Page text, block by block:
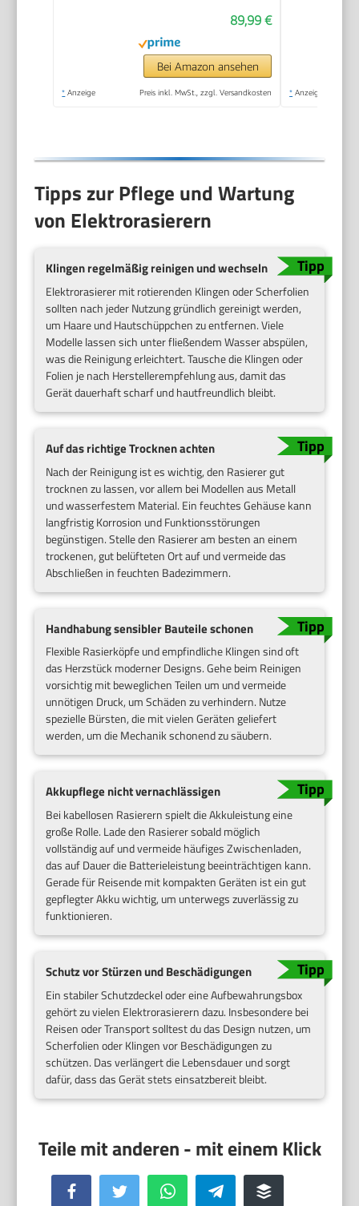
Transporttasche
(Modell S5465/18)
89,99 €
Bei Amazon ansehen
* Anzeige Preis inkl. MwSt., zzgl. Versandkosten * Anzeige
Tipps zur Pflege und Wartung
von Elektrorasierern
Klingen regelmäßig reinigen und wechseln
Elektrorasierer mit rotierenden Klingen oder Scherfolien
sollten nach jeder Nutzung gründlich gereinigt werden,
um Haare und Hautschüppchen zu entfernen. Viele
Modelle lassen sich unter fließendem Wasser abspülen,
was die Reinigung erleichtert. Tausche die Klingen oder
Folien je nach Herstellerempfehlung aus, damit das
Gerät dauerhaft scharf und hautfreundlich bleibt.
Auf das richtige Trocknen achten
Nach der Reinigung ist es wichtig, den Rasierer gut
trocknen zu lassen, vor allem bei Modellen aus Metall
und wasserfestem Material. Ein feuchtes Gehäuse kann
langfristig Korrosion und Funktionsstörungen
begünstigen. Stelle den Rasierer am besten an einem
trockenen, gut belüfteten Ort auf und vermeide das
Abschließen in feuchten Badezimmern.
Handhabung sensibler Bauteile schonen
Flexible Rasierköpfe und empfindliche Klingen sind oft
das Herzstück moderner Designs. Gehe beim Reinigen
vorsichtig mit beweglichen Teilen um und vermeide
unnötigen Druck, um Schäden zu verhindern. Nutze
spezielle Bürsten, die mit vielen Geräten geliefert
werden, um die Mechanik schonend zu säubern.
Akkupflege nicht vernachlässigen
Bei kabellosen Rasierern spielt die Akkuleistung eine
große Rolle. Lade den Rasierer sobald möglich
vollständig auf und vermeide häufiges Zwischenladen,
das auf Dauer die Batterieleistung beeinträchtigen kann.
Gerade für Reisende mit kompakten Geräten ist ein gut
gepflegter Akku wichtig, um unterwegs zuverlässig zu
funktionieren.
Schutz vor Stürzen und Beschädigungen
Ein stabiler Schutzdeckel oder eine Aufbewahrungsbox
gehört zu vielen Elektrorasierern dazu. Insbesondere bei
Reisen oder Transport solltest du das Design nutzen, um
Scherfolien oder Klingen vor Beschädigungen zu
schützen. Das verlängert die Lebensdauer und sorgt
dafür, dass das Gerät stets einsatzbereit bleibt.
Facebook Twitter WhatsApp Telegram Buffer